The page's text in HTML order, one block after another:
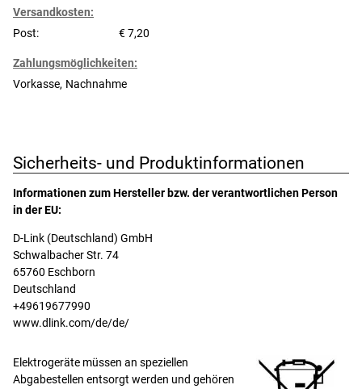
Versandkosten:
Post:
7,20
Zahlungsmöglichkeiten:
Vorkasse Nachnahme
Sicherheits- und Produktinformationen
Informationen zum Hersteller bzw. der verantwortlichen Person
in der EU:
D-Link (Deutschland) GmbH
Schwalbacher Str. 74
65760 Eschborn
Deutschland
+49619677990
www.dlink.com/de/de/
Elektrogeräte müssen an speziellen
Abgabestellen entsorgt werden und gehören